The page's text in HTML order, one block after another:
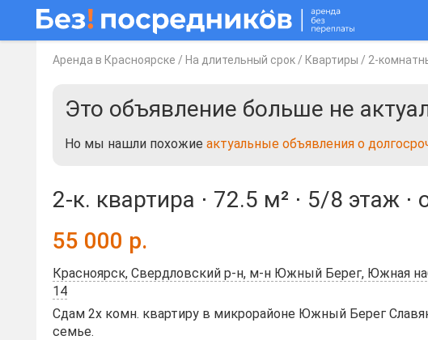
Аренда в Красноярске / На длительный срок / Квартиры / 2-
Это объявление больше не
Но мы нашли похожие актуальные объявления о
2-к. квартира ⋅ 72.5 м² ⋅ 5/8 этаж ⋅
55 000 р.
Красноярск, Свердловский р-н, м-н Южный Берег, Южная
14
Сдам 2х комн. квартиру в микрорайоне Южный Берег
семье.